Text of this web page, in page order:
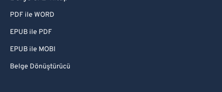
PDF ile WORD
EPUB ile PDF
EPUB ile MOBI
Belge Dönüştürücü